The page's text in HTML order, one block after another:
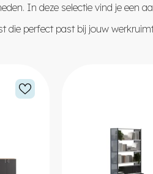
In deze selectie vind je een
die perfect past bij jouw